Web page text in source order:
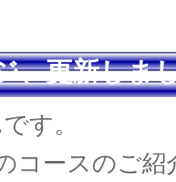
更新しま
す。
コースのご紹